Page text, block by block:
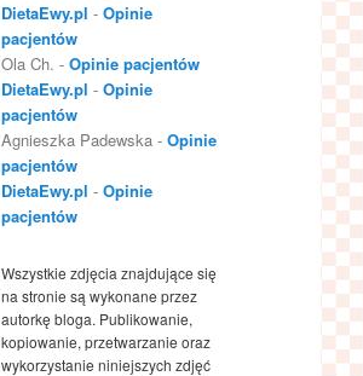
DietaEwy.pl - Opinie
pacjentów
Ola Ch. - Opinie pacjentów
DietaEwy.pl - Opinie
pacjentów
Agnieszka Padewska - Opinie
pacjentów
DietaEwy.pl - Opinie
pacjentów
Wszystkie zdjęcia znajdujące się
na stronie są wykonane przez
autorkę bloga. Publikowanie,
kopiowanie, przetwarzanie oraz
wykorzystanie niniejszych zdjęć